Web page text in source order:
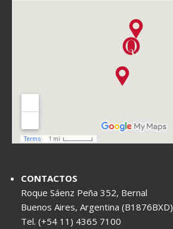
CONTACTOS
Roque Sáenz Peña 352, Bernal
Buenos Aires, Argentina (B1876BXD)
Tel. (+54 11) 4365 7100